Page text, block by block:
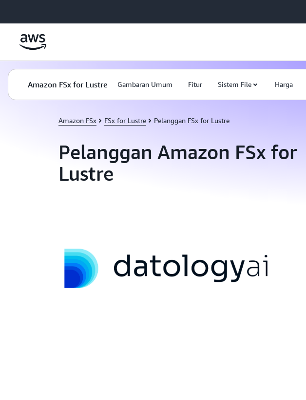
Amazon FSx for Lustre Gambaran Umum Fitur Sistem File Harga
Amazon FSx FSx for Lustre Pelanggan FSx for Lustre
Pelanggan Amazon FSx for
Lustre